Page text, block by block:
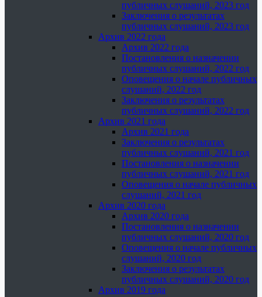
публичных слушаний, 2023 год
Заключения о результатах
публичных слушаний, 2023 год
Архив 2022 года
Архив 2022 года
Постановления о назначении
публичных слушаний, 2022 год
Оповещения о начале публичных
слушаний, 2022 год
Заключения о результатах
публичных слушаний, 2022 год
Архив 2021 года
Архив 2021 года
Заключения о результатах
публичных слушаний, 2021 год
Постановления о назначении
публичных слушаний, 2021 год
Оповещения о начале публичных
слушаний, 2021 год
Архив 2020 года
Архив 2020 года
Постановления о назначении
публичных слушаний, 2020 год
Оповещения о начале публичных
слушаний, 2020 год
Заключения о результатах
публичных слушаний, 2020 год
Архив 2019 года